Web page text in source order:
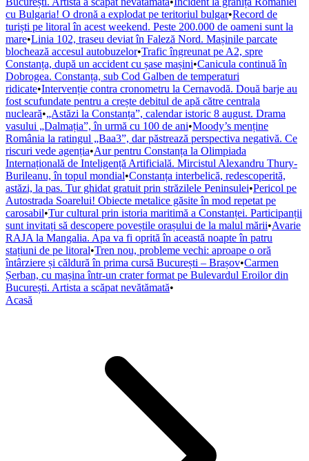
cu Bulgaria! O dronă a explodat pe teritoriul bulgar•Record de
turiști pe litoral în acest weekend. Peste 200.000 de oameni sunt la
mare•Linia 102, traseu deviat în Faleză Nord. Mașinile parcate
blochează accesul autobuzelor•Trafic îngreunat pe A2, spre
Constanța, după un accident cu șase mașini•Canicula continuă în
Dobrogea. Constanța, sub Cod Galben de temperaturi
ridicate•Intervenție contra cronometru la Cernavodă. Două barje au
fost scufundate pentru a crește debitul de apă către centrala
nucleară•„Astăzi la Constanța”, calendar istoric 8 august. Drama
vasului „Dalmația”, în urmă cu 100 de ani•Moody’s menține
România la ratingul „Baa3”, dar păstrează perspectiva negativă. Ce
riscuri vede agenția•Aur pentru Constanța la Olimpiada
Internațională de Inteligență Artificială. Mircistul Alexandru Thury-
Burileanu, în topul mondial•Constanța interbelică, redescoperită,
astăzi, la pas. Tur ghidat gratuit prin străzilele Peninsulei•Pericol pe
Autostrada Soarelui! Obiecte metalice găsite în mod repetat pe
carosabil•Tur cultural prin istoria maritimă a Constanței. Participanții
sunt invitați să descopere poveștile orașului de la malul mării•Avarie
RAJA la Mangalia. Apa va fi oprită în această noapte în patru
stațiuni de pe litoral•Tren nou, probleme vechi: aproape o oră
întârziere și căldură în prima cursă București – Brașov•Carmen
Șerban, cu mașina într-un crater format pe Bulevardul Eroilor din
București. Artista a scăpat nevătămată•
Acasă